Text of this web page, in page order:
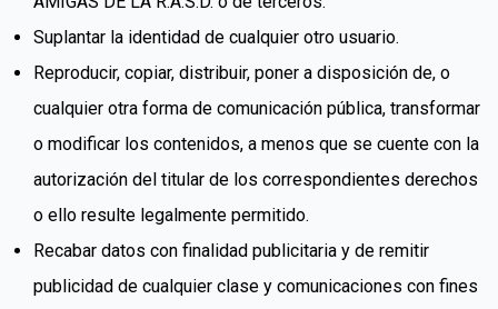
Suplantar la identidad de cualquier otro usuario.
Reproducir, copiar, distribuir, poner a disposición de, o
cualquier otra forma de comunicación pública, transformar
o modificar los contenidos, a menos que se cuente con la
autorización del titular de los correspondientes derechos
o ello resulte legalmente permitido.
Recabar datos con finalidad publicitaria y de remitir
publicidad de cualquier clase y comunicaciones con fines